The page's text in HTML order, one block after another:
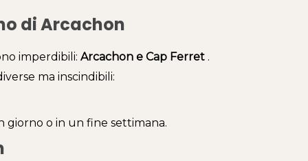
di Arcachon
imperdibili: Arcachon e Cap Ferret .
ma inscindibili:
giorno o in un fine settimana.